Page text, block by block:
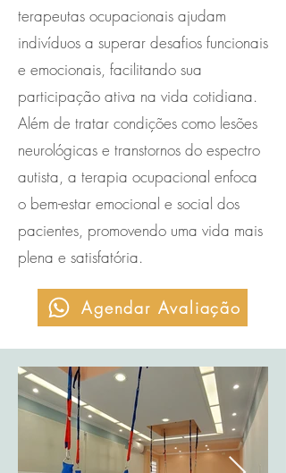
terapeutas ocupacionais ajudam
indivíduos a superar desafios funcionais
e emocionais, facilitando sua
participação ativa na vida cotidiana.
Além de tratar condições como lesões
neurológicas e transtornos do espectro
autista, a terapia ocupacional enfoca
o bem-estar emocional e social dos
pacientes, promovendo uma vida mais
plena e satisfatória.
Agendar Avaliação